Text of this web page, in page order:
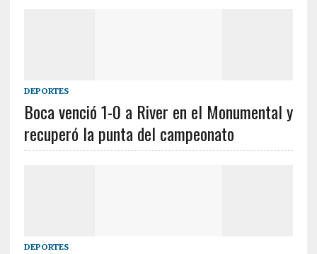
DEPORTES
Boca venció 1-0 a River en el Monumental y
recuperó la punta del campeonato
DEPORTES